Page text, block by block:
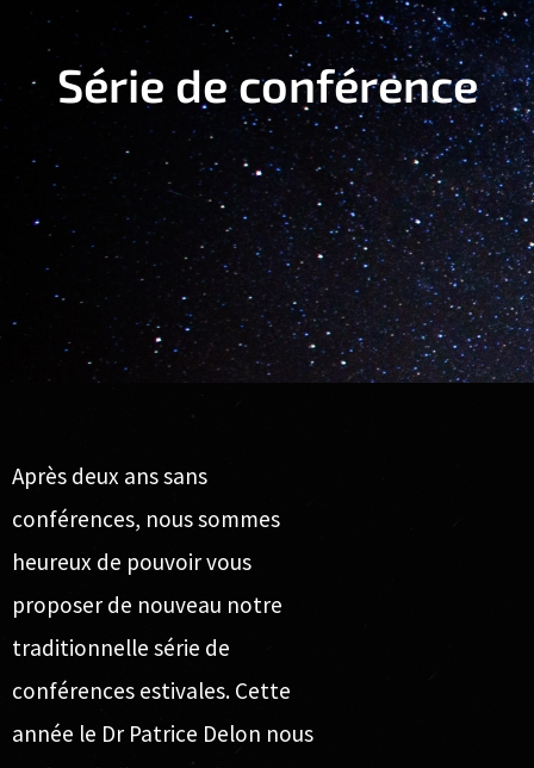
Série de conférence
Après deux ans sans
conférences, nous sommes
heureux de pouvoir vous
proposer de nouveau notre
traditionnelle série de
conférences estivales. Cette
année le Dr Patrice Delon nous